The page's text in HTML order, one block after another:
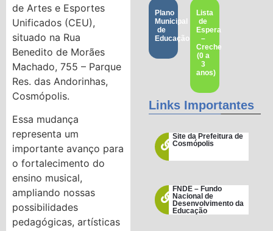
de Artes e Esportes
Unificados (CEU),
situado na Rua
Benedito de Morães
Machado, 755 – Parque
Res. das Andorinhas,
Cosmópolis.
Essa mudança
representa um
importante avanço para
o fortalecimento do
ensino musical,
ampliando nossas
possibilidades
pedagógicas, artísticas
Plano
Municipal
de
Educação
Lista
de
Espera
–
Creche
(0 a
3
anos)
Links Importantes
Site da Prefeitura de
Cosmópolis
FNDE – Fundo
Nacional de
Desenvolvimento da
Educação